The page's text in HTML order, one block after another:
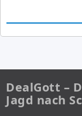
DealGott –
Jagd nach